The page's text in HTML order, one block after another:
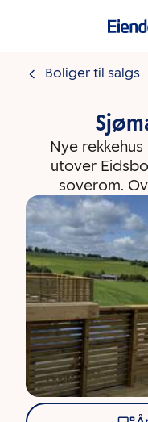
Boliger til salgs
Nye
utover
soverom.